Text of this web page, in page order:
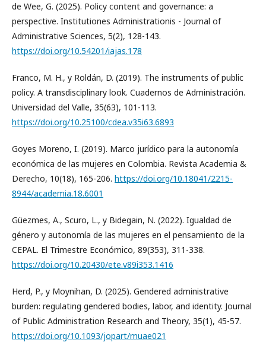
de Wee, G. (2025). Policy content and governance: a
perspective. Institutiones Administrationis - Journal of
Administrative Sciences, 5(2), 128-143.
https://doi.org/10.54201/iajas.178
Franco, M. H., y Roldán, D. (2019). The instruments of public
policy. A transdisciplinary look. Cuadernos de Administración.
Universidad del Valle, 35(63), 101-113.
https://doi.org/10.25100/cdea.v35i63.6893
Goyes Moreno, I. (2019). Marco jurídico para la autonomía
económica de las mujeres en Colombia. Revista Academia &
Derecho, 10(18), 165-206. https://doi.org/10.18041/2215-
8944/academia.18.6001
Güezmes, A., Scuro, L., y Bidegain, N. (2022). Igualdad de
género y autonomía de las mujeres en el pensamiento de la
CEPAL. El Trimestre Económico, 89(353), 311-338.
https://doi.org/10.20430/ete.v89i353.1416
Herd, P., y Moynihan, D. (2025). Gendered administrative
burden: regulating gendered bodies, labor, and identity. Journal
of Public Administration Research and Theory, 35(1), 45-57.
https://doi.org/10.1093/jopart/muae021